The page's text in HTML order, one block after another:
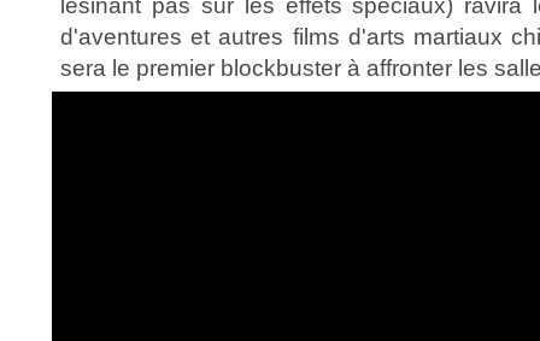
d'aventures et autres films d'arts martiaux
sera le premier blockbuster à affronter les